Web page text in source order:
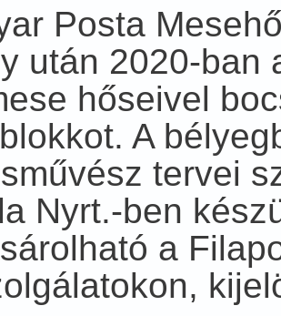
Posta
után 2020-ban
hőseivel
A
tervei
Nyrt.-ben
a